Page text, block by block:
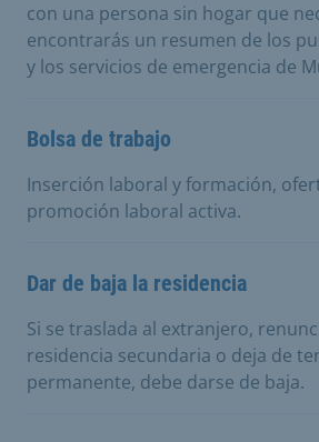
con una persona sin hogar que
encontrarás un resumen de los
y los servicios de emergencia de
Bolsa de trabajo
Inserción laboral y formación,
promoción laboral activa.
Dar de baja la residencia
Si se traslada al extranjero,
residencia secundaria o deja de
permanente, debe darse de baja.